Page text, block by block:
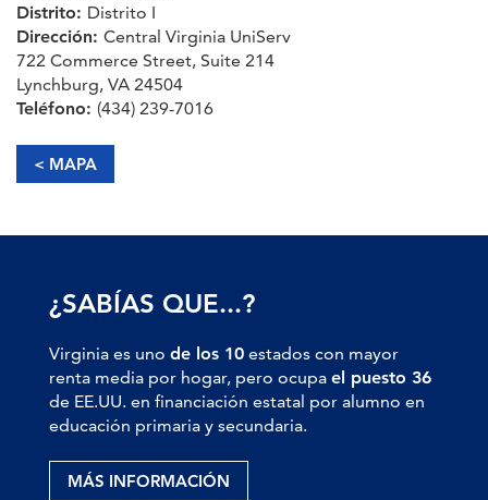
Distrito: Distrito I
Dirección: Central Virginia UniServ
722 Commerce Street, Suite 214
Lynchburg, VA 24504
Teléfono: (434) 239-7016
< MAPA
¿SABÍAS QUE...?
Virginia es uno de los 10 estados con mayor
renta media por hogar, pero ocupa el puesto 36
de EE.UU. en financiación estatal por alumno en
educación primaria y secundaria.
MÁS INFORMACIÓN